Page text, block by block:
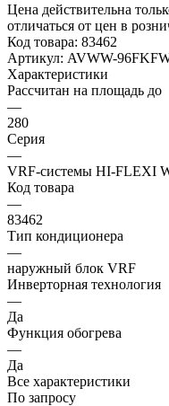
Цена действительна
отличаться от цен в
Код товара: 83462
Артикул: AVWW-
Характеристики
Рассчитан на площадь до
—
280
Серия
—
VRF-системы HI-FLEXI
Код товара
—
83462
Тип кондиционера
—
наружный блок VRF
Инверторная технология
—
Да
Функция обогрева
—
Да
Все характеристики
По запросу